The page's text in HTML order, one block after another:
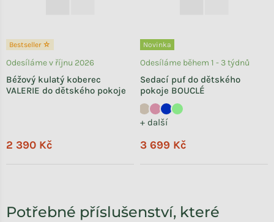
Bestseller ☆
Béžový kulatý koberec
VALERIE do dětského pokoje
Odesíláme v říjnu 2026
2 390 Kč
Novinka
Sedací puf do dětského
pokoje BOUCLÉ
+ další
Odesíláme během 1 - 3 týdnů
3 699 Kč
Potřebné příslušenství, které